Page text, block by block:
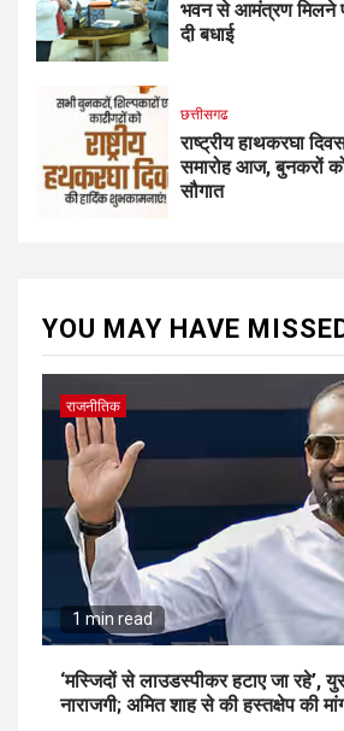
भवन से आमंत्रण मिलने
दी बधाई
छत्तीसगढ
राष्ट्रीय हाथकरघा
समारोह आज, बुनकरों
सौगात
YOU MAY HAVE
राजनीतिक
1 min read
‘मस्जिदों से लाउडस्पीकर हटाए जा रहे’,
नाराजगी; अमित शाह से की हस्तक्षेप की